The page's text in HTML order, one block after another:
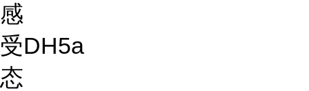
感
受
态
DH5a